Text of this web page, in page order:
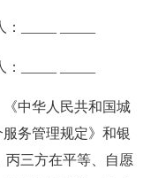
_____ _____
_____ _____
中华人民共和国城
务管理规定》和银
丙三方在平等、自愿